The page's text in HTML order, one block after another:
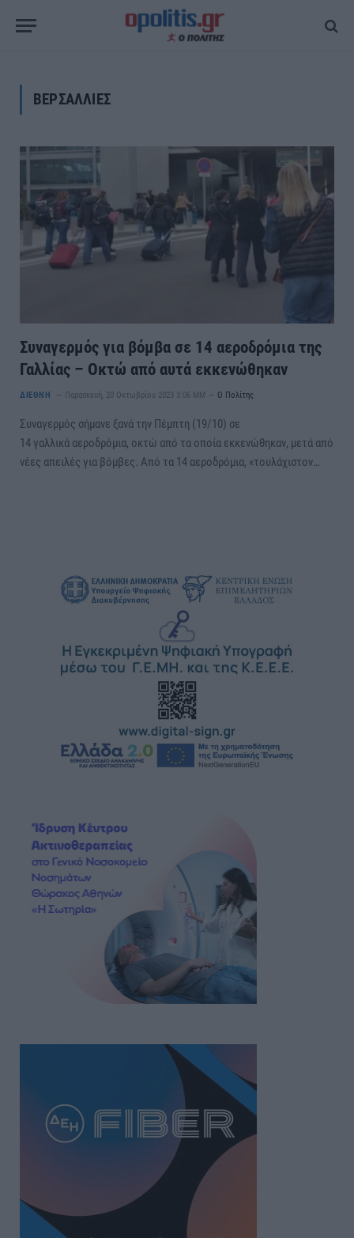
ΒΕΡΣΑΛΛΙΕΣ
Συναγερμός για βόμβα σε 14 αεροδρόμια της
Γαλλίας – Οκτώ από αυτά εκκενώθηκαν
ΔΙΕΘΝΗ Παρασκευή, 20 Οκτωβρίου 2023 3:06 ΜΜ Ο Πολίτης
Συναγερμός σήμανε ξανά την Πέμπτη (19/10) σε
14 γαλλικά αεροδρόμια, οκτώ από τα οποία εκκενώθηκαν, μετά από
νέες απειλές για βόμβες. Από τα 14 αεροδρόμια, «τουλάχιστον…